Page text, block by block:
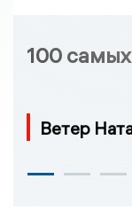
100
Ветер